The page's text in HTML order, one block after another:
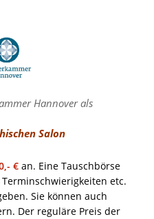
Hannover als
Salon
€ an. Eine Tauschbörse
etc.
Sie können auch
Der reguläre Preis der